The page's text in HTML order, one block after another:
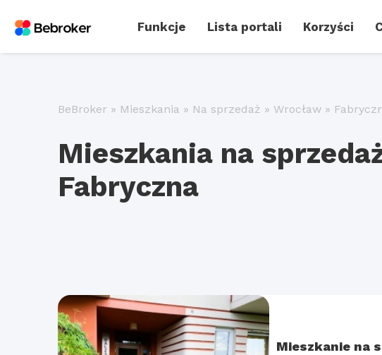
Funkcje Lista portali Korzyści
BeBroker » Mieszkania » Na sprzedaż » Wrocław »
Mieszkania na
Fabryczna
Mieszkanie na